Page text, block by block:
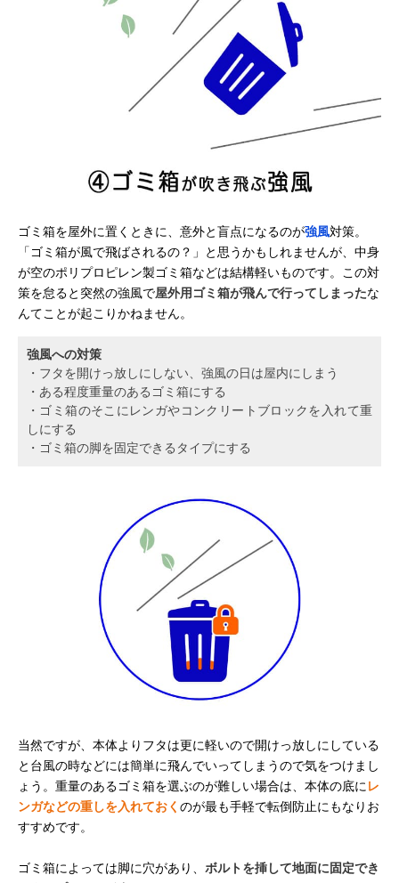
ゴミ箱を屋外に置くときに、意外と盲点になるのが強風対策。
「ゴミ箱が風で飛ばされるの？」と思うかもしれませんが、中身
が空のポリプロピレン製ゴミ箱などは結構軽いものです。この対
策を怠ると突然の強風で屋外用ゴミ箱が飛んで行ってしまったな
んてことが起こりかねません。
強風への対策
・フタを開けっ放しにしない、強風の日は屋内にしまう
・ある程度重量のあるゴミ箱にする
・ゴミ箱のそこにレンガやコンクリートブロックを入れて重
しにする
・ゴミ箱の脚を固定できるタイプにする
当然ですが、本体よりフタは更に軽いので開けっ放しにしている
と台風の時などには簡単に飛んでいってしまうので気をつけまし
ょう。重量のあるゴミ箱を選ぶのが難しい場合は、本体の底に レ
ンガなどの重しを入れておく のが最も手軽で転倒防止にもなりお
すすめです。
ゴミ箱によっては脚に穴があり、 ボルトを挿して地面に固定でき